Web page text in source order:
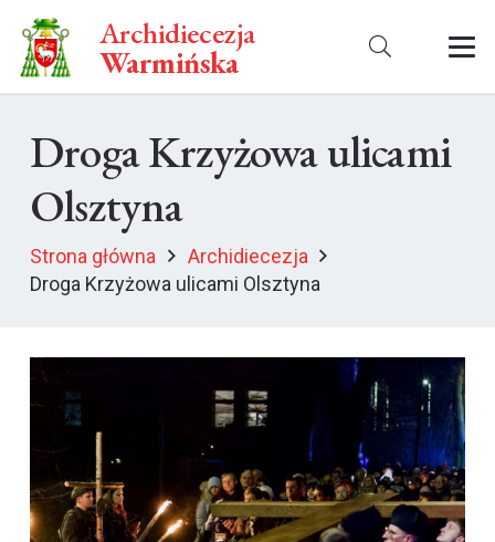
Archidiecezja
Warmińska
Droga Krzyżowa ulicami
Olsztyna
Strona główna
Archidiecezja
Droga Krzyżowa ulicami Olsztyna